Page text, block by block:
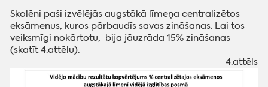
Skolēni paši izvēlējās augstākā līmeņa centralizētos
eksāmenus, kuros pārbaudīs savas zināšanas. Lai tos
veiksmīgi nokārtotu, bija jāuzrāda 15% zināšanas
(skatīt 4.attēlu).
‌4.attēls